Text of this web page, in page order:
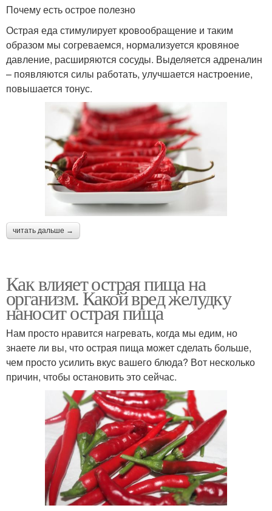
Почему есть острое полезно
Острая еда стимулирует кровообращение и таким
образом мы согреваемся, нормализуется кровяное
давление, расширяются сосуды. Выделяется адреналин
– появляются силы работать, улучшается настроение,
повышается тонус.
читать дальше →
Как влияет острая пища на
организм. Какой вред желудку
наносит острая пища
Нам просто нравится нагревать, когда мы едим, но
знаете ли вы, что острая пища может сделать больше,
чем просто усилить вкус вашего блюда? Вот несколько
причин, чтобы остановить это сейчас.